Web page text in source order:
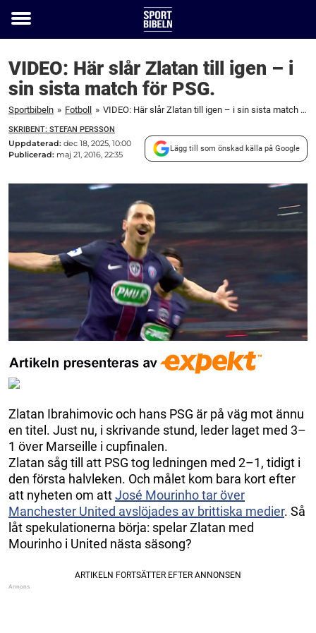
Toggle
VIDEO: Här slår Zlatan till igen – i
sin sista match för PSG.
Sportbibeln » Fotboll » VIDEO: Här slår Zlatan till igen – i sin sista match för PSG.
SKRIBENT: STEFAN PERSSON
Uppdaterad: dec 18, 2025, 10:00
Publicerad: maj 21, 2016, 22:35
Lägg till som önskad källa på Google
Zlatan Ibrahimovic och hans PSG är på väg mot ännu
en titel. Just nu, i skrivande stund, leder laget med 3–
1 över Marseille i cupfinalen.
Zlatan såg till att PSG tog ledningen med 2–1, tidigt i
den första halvleken. Och målet kom bara kort efter
att nyheten om attJosé Mourinho tar över
Manchester United avslöjades av brittiska medier. Så
låt spekulationerna börja: spelar Zlatan med
Mourinho i United nästa säsong?